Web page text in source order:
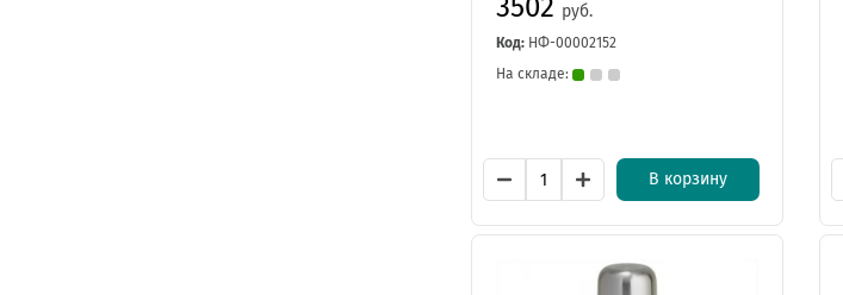
3502 руб.
Код: НФ-00002152
На складе:
В корзину